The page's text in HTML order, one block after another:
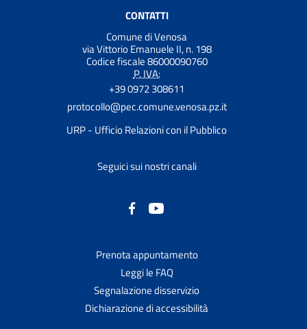
CONTATTI
Comune di Venosa
via Vittorio Emanuele II, n. 198
Codice fiscale 86000090760
P. IVA:
+39 0972 308611
protocollo@pec.comune.venosa.pz.it
URP - Ufficio Relazioni con il Pubblico
Seguici sui nostri canali
Prenota appuntamento
Leggi le FAQ
Segnalazione disservizio
Dichiarazione di accessibilità